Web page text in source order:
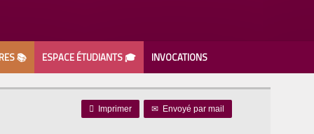
📚 ESPACE ÉTUDIANTS 🎓 INVOCATIONS
 Imprimer ✉ Envoyé par mail